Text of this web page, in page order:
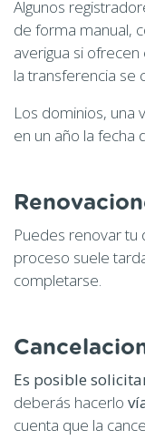
Algunos
de forma manual,
averigua si
la transferencia se
Los dominios, una
en un año la fecha
Puedes renovar tu
proceso suele
completarse.
Es posible
deberás hacerlo
cuenta que la